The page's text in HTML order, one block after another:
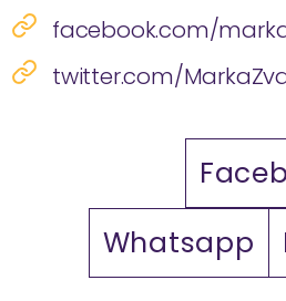
facebook.com/
twitter.com/
Whatsapp